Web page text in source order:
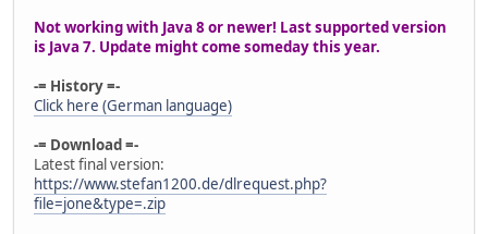
Not working with Java 8 or newer! Last supported version
is Java 7. Update might come someday this year.
-= History =-
Click here (German language)
-= Download =-
Latest final version:
https://www.stefan1200.de/dlrequest.php?
file=jone&type=.zip